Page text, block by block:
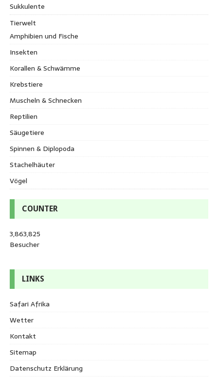
Sukkulente
Tierwelt
Amphibien und Fische
Insekten
Korallen & Schwämme
Krebstiere
Muscheln & Schnecken
Reptilien
Säugetiere
Spinnen & Diplopoda
Stachelhäuter
Vögel
COUNTER
3,863,825
Besucher
LINKS
Safari Afrika
Wetter
Kontakt
Sitemap
Datenschutz Erklärung